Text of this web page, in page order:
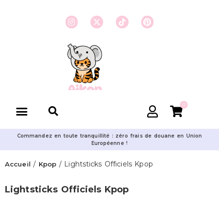
0
Commandez en toute tranquillité : zéro frais de douane en Union
Européenne !
Accueil / Kpop / Lightsticks Officiels Kpop
Lightsticks Officiels Kpop